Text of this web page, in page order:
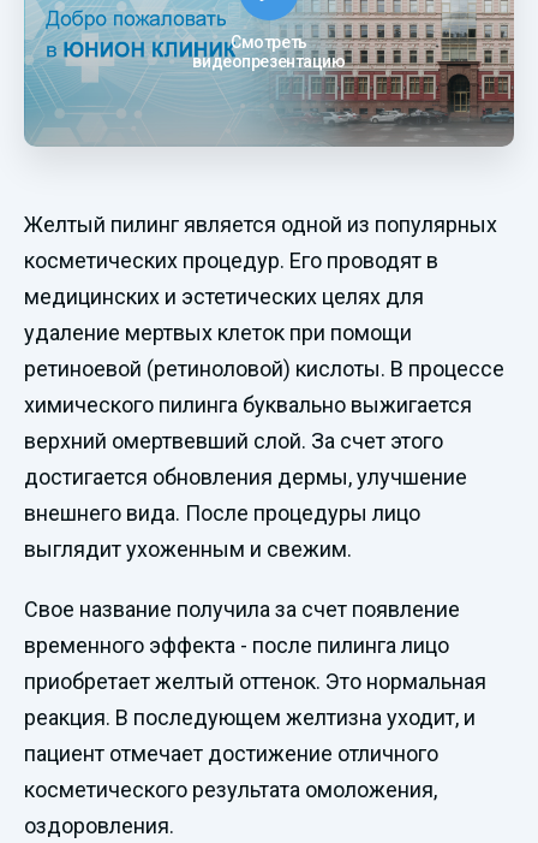
Смотреть
видеопрезентацию
Желтый пилинг является одной из популярных
косметических процедур. Его проводят в
медицинских и эстетических целях для
удаление мертвых клеток при помощи
ретиноевой (ретиноловой) кислоты. В процессе
химического пилинга буквально выжигается
верхний омертвевший слой. За счет этого
достигается обновления дермы, улучшение
внешнего вида. После процедуры лицо
выглядит ухоженным и свежим.
Свое название получила за счет появление
временного эффекта - после пилинга лицо
приобретает желтый оттенок. Это нормальная
реакция. В последующем желтизна уходит, и
пациент отмечает достижение отличного
косметического результата омоложения,
оздоровления.